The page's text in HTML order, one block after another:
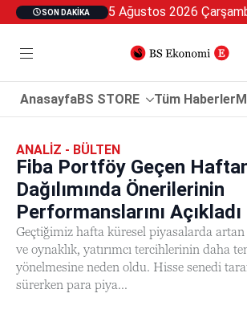
SON DAKIKA
AnasayfaBS STORE Tüm Haberler
ANALIZ - BÜLTEN
Fiba Portföy Geçen
Dağılımında Önerilerinin
Performanslarını Açıkladı
Geçtiğimiz hafta küresel piyasalarda
ve oynaklık, yatırımcı tercihlerinin daha
yönelmesine neden oldu. Hisse senedi
sürerken para piya...